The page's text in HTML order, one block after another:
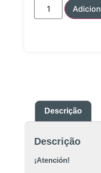
Descrição
Descrição
¡Atención!